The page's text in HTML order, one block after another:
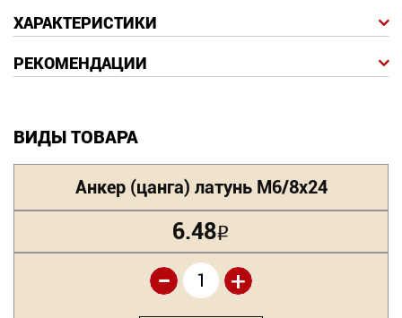
01
ХАРАКТЕРИСТИКИ
РЕКОМЕНДАЦИИ
ВИДЫ ТОВАРА
Анкер (цанга) латунь М6/8х24
6.48Р
+
-